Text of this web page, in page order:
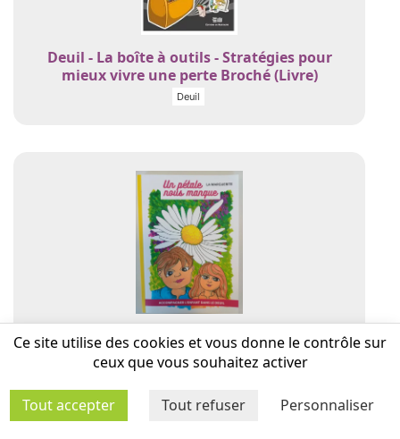
Deuil - La boîte à outils - Stratégies pour
mieux vivre une perte Broché (Livre)
Deuil
Un pétale nous manque (Livre)
Deuil
Ce site utilise des cookies et vous donne le contrôle sur
ceux que vous souhaitez activer
Tout accepter Tout refuser Personnaliser